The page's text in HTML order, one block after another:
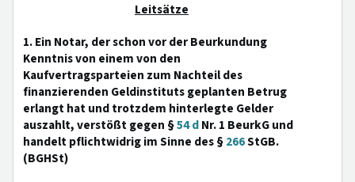
Leitsätze
1. Ein Notar, der schon vor der Beurkundung
Kenntnis von einem von den
Kaufvertragsparteien zum Nachteil des
finanzierenden Geldinstituts geplanten Betrug
erlangt hat und trotzdem hinterlegte Gelder
auszahlt, verstößt gegen §54 dNr. 1 BeurkG und
handelt pflichtwidrig im Sinne des §266StGB.
(BGHSt)